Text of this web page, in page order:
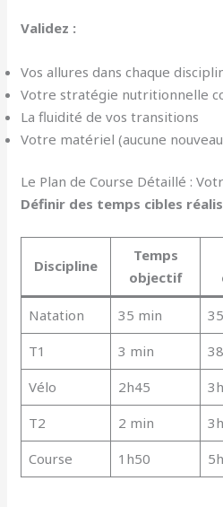
Validez :
Vos allures dans chaque
Votre stratégie nutritionnelle
La fluidité de vos transitions
Votre matériel (aucune
Le Plan de Course Détaillé :
Définir des temps cibles
Discipline
Temps
objectif
Natation 35 min
T1
3 min
Vélo
2h45
T2
2 min
Course
1h50